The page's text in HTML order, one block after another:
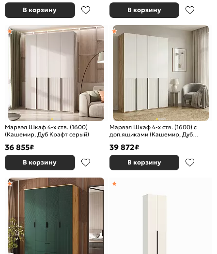
В корзину В корзину
Марвэл Шкаф 4-х ств. (1600)
(Кашемир, Дуб Крафт серый)
36 855₽
В корзину
Марвэл Шкаф 4-х ств. (1600) с
доп.ящиками (Кашемир, Дуб
39 872₽
В корзину